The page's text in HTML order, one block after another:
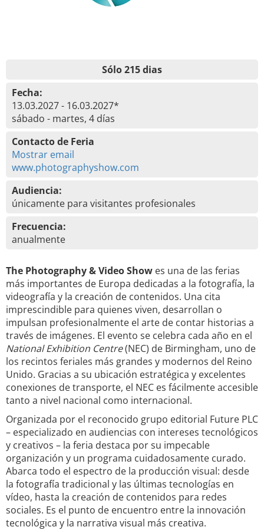
Sólo 215 dias
Fecha:
13.03.2027 - 16.03.2027*
sábado - martes, 4 días
Contacto de Feria
Mostrar email
www.photographyshow.com
Audiencia:
únicamente para visitantes profesionales
Frecuencia:
anualmente
The Photography & Video Show es una de las ferias
más importantes de Europa dedicadas a la fotografía, la
videografía y la creación de contenidos. Una cita
imprescindible para quienes viven, desarrollan o
impulsan profesionalmente el arte de contar historias a
través de imágenes. El evento se celebra cada año en el
National Exhibition Centre(NEC) de Birmingham, uno de
los recintos feriales más grandes y modernos del Reino
Unido. Gracias a su ubicación estratégica y excelentes
conexiones de transporte, el NEC es fácilmente accesible
tanto a nivel nacional como internacional.
Organizada por el reconocido grupo editorial Future PLC
– especializado en audiencias con intereses tecnológicos
y creativos – la feria destaca por su impecable
organización y un programa cuidadosamente curado.
Abarca todo el espectro de la producción visual: desde
la fotografía tradicional y las últimas tecnologías en
vídeo, hasta la creación de contenidos para redes
sociales. Es el punto de encuentro entre la innovación
tecnológica y la narrativa visual más creativa.